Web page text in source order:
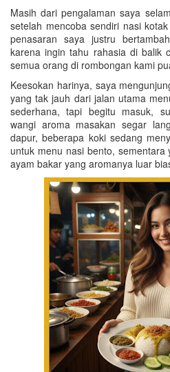
Masih dari pengalaman saya
setelah mencoba sendiri nasi
penasaran saya justru
karena ingin tahu rahasia di balik
semua orang di rombongan kami
Keesokan harinya, saya
yang tak jauh dari jalan utama
sederhana, tapi begitu masuk,
wangi aroma masakan segar
dapur, beberapa koki sedang
untuk menu nasi bento,
ayam bakar yang aromanya luar